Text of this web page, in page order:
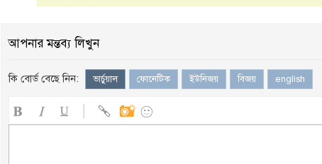
আপনার মন্তব্য লিখুন
কি বোর্ড বেছে নিন: ভার্চুয়াল ফোনেটিক ইউনিজয় বিজয় english